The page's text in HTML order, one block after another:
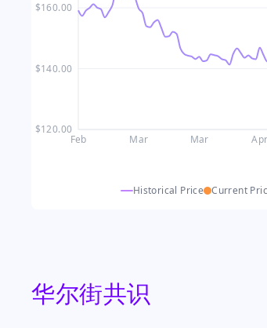
$120.00
$140.00
$160.00
Feb Mar Mar Apr
Historical Price Current
华尔街共识